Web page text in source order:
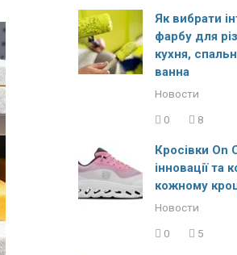
Як вибрати
фарбу для
кухня,
ванна
Новости
0
8
Кросівки On
інновації та
кожному
Новости
0
5